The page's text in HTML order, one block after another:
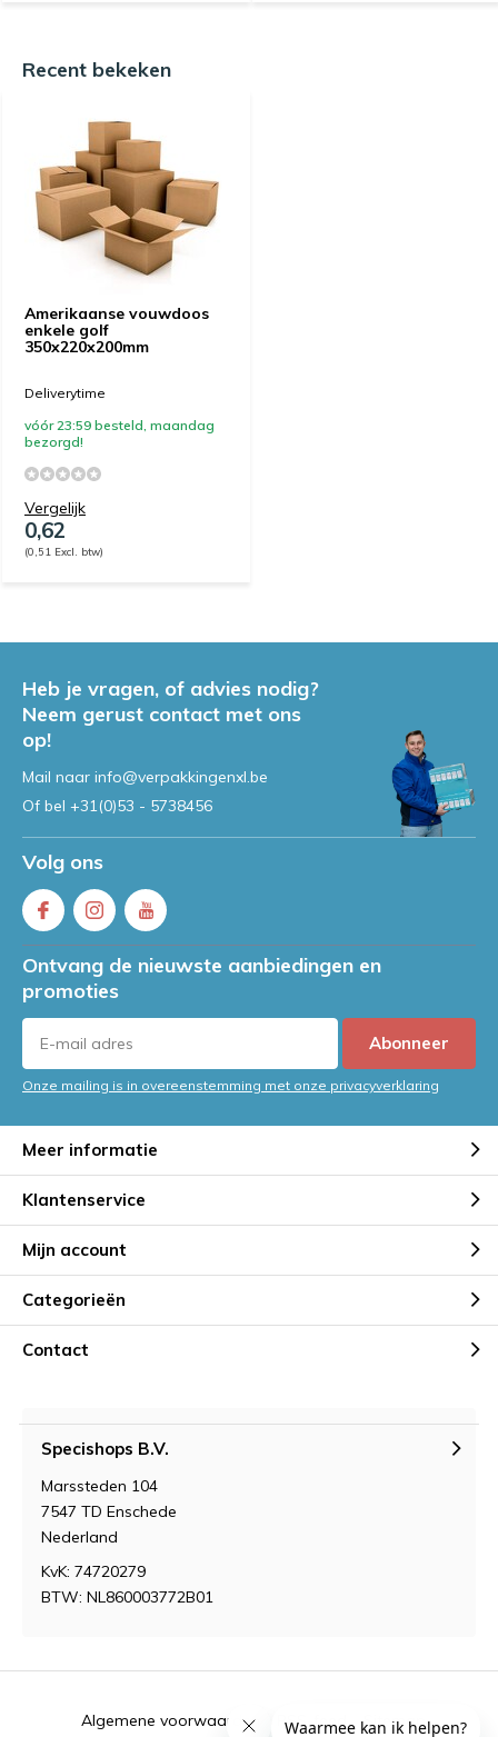
Recent bekeken
Amerikaanse vouwdoos
enkele golf
350x220x200mm
Deliverytime
vóór 23:59 besteld, maandag
bezorgd!
Vergelijk
0,62
(0,51 Excl. btw)
Heb je vragen, of advies nodig?
Neem gerust contact met ons
op!
Mail naar info@verpakkingenxl.be
Of bel +31(0)53 - 5738456
Volg ons
Ontvang de nieuwste aanbiedingen en
promoties
Abonneer
Onze mailing is in overeenstemming met onze privacyverklaring
Meer informatie
Klantenservice
Mijn account
Categorieën
Contact
Specishops B.V.
Marssteden 104
7547 TD Enschede
Nederland
KvK: 74720279
BTW: NL860003772B01
Algemene voorwaarden RSS-feed Sitemap